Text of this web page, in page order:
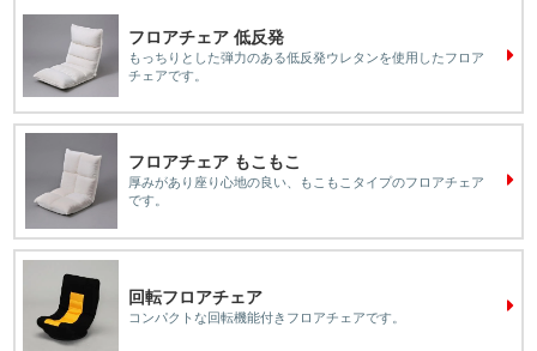
フロアチェア 低反発
もっちりとした弾力のある低反発ウレタンを使用したフロア
チェアです。
フロアチェア もこもこ
厚みがあり座り心地の良い、もこもこタイプのフロアチェア
です。
回転フロアチェア
コンパクトな回転機能付きフロアチェアです。